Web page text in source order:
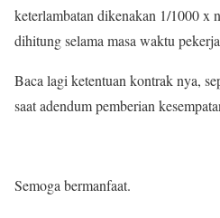
keterlambatan dikenakan 1/1000 x
dihitung selama masa waktu
Baca lagi ketentuan kontrak nya,
saat adendum pemberian
Semoga bermanfaat.